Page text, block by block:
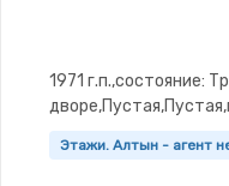
1971 г.п.,состояние:
Этажи. Алтын - агент